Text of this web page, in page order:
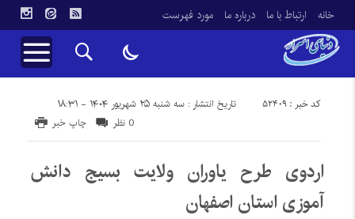
خانه ارتباط با ما درباره ما مورد فهرست
تاریخ انتشار : سه شنبه ۲۵ شهریور ۱۴۰۴ - ۱۸:۳۱ کد خبر : 52409
چاپ خبر 0 نظر
اردوی طرح یاوران ولایت بسیج دانش
آموزی استان اصفهان